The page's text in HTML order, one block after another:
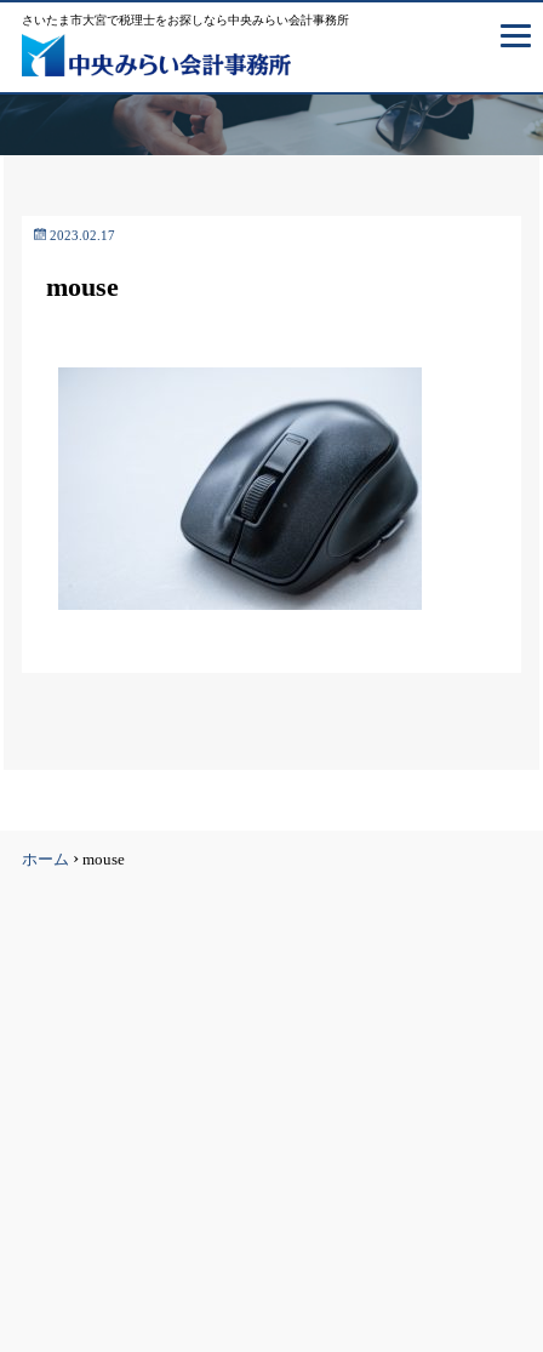
さいたま市大宮で税理士をお探しなら中央みらい会計事務所
2023.02.17
mouse
ホーム ›mouse